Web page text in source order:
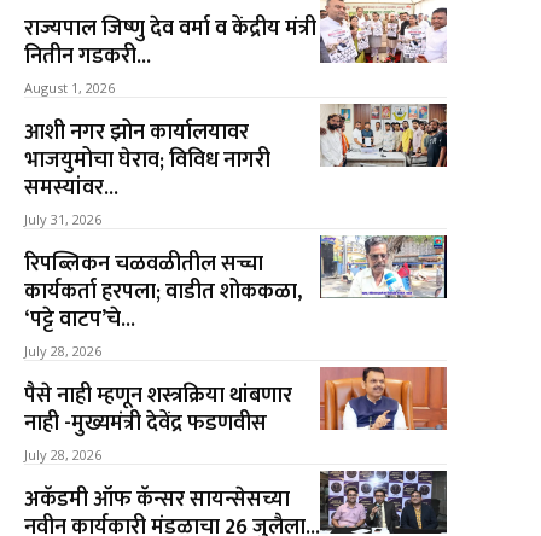
राज्यपाल जिष्णु देव वर्मा व केंद्रीय मंत्री
नितीन गडकरी...
August 1, 2026
आशी नगर झोन कार्यालयावर
भाजयुमोचा घेराव; विविध नागरी
समस्यांवर...
July 31, 2026
रिपब्लिकन चळवळीतील सच्चा
कार्यकर्ता हरपला; वाडीत शोककळा,
‘पट्टे वाटप’चे...
July 28, 2026
पैसे नाही म्हणून शस्त्रक्रिया थांबणार
नाही -मुख्यमंत्री देवेंद्र फडणवीस
July 28, 2026
अकॅडमी ऑफ कॅन्सर सायन्सेसच्या
नवीन कार्यकारी मंडळाचा 26 जुलैला...